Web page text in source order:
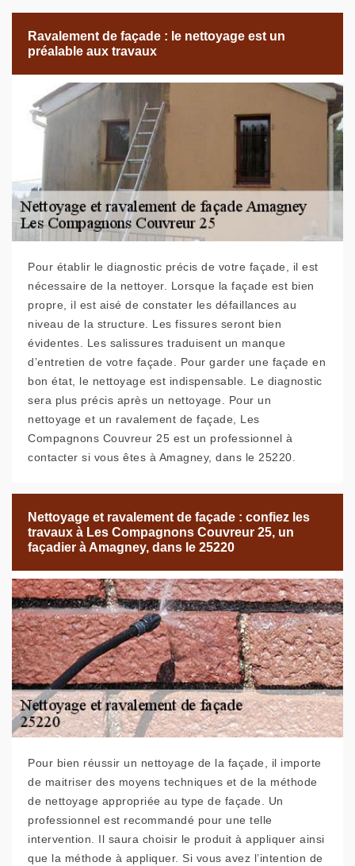
Ravalement de façade : le nettoyage est un
préalable aux travaux
Pour établir le diagnostic précis de votre façade, il est
nécessaire de la nettoyer. Lorsque la façade est bien
propre, il est aisé de constater les défaillances au
niveau de la structure. Les fissures seront bien
évidentes. Les salissures traduisent un manque
d’entretien de votre façade. Pour garder une façade en
bon état, le nettoyage est indispensable. Le diagnostic
sera plus précis après un nettoyage. Pour un
nettoyage et un ravalement de façade, Les
Compagnons Couvreur 25 est un professionnel à
contacter si vous êtes à Amagney, dans le 25220.
Nettoyage et ravalement de façade : confiez les
travaux à Les Compagnons Couvreur 25, un
façadier à Amagney, dans le 25220
Pour bien réussir un nettoyage de la façade, il importe
de maitriser des moyens techniques et de la méthode
de nettoyage appropriée au type de façade. Un
professionnel est recommandé pour une telle
intervention. Il saura choisir le produit à appliquer ainsi
que la méthode à appliquer. Si vous avez l’intention de